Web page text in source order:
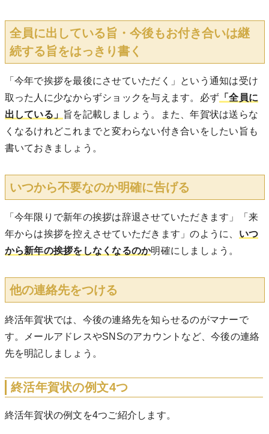
全員に出している旨・今後もお付き合いは継
続する旨をはっきり書く
「今年で挨拶を最後にさせていただく」という通知は受け
取った人に少なからずショックを与えます。必ず 「全員に
出している」 旨を記載しましょう。また、年賀状は送らな
くなるけれどこれまでと変わらない付き合いをしたい旨も
書いておきましょう。
いつから不要なのか明確に告げる
「今年限りで新年の挨拶は辞退させていただきます」「来
年からは挨拶を控えさせていただきます」のように、 いつ
から新年の挨拶をしなくなるのか明確にしましょう。
他の連絡先をつける
終活年賀状では、今後の連絡先を知らせるのがマナーで
す。メールアドレスやSNSのアカウントなど、今後の連絡
先を明記しましょう。
終活年賀状の例文4つ
終活年賀状の例文を4つご紹介します。